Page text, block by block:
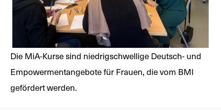
Die MiA-Kurse sind niedrigschwellige Deutsch- und
Empowermentangebote für Frauen, die vom BMI
gefördert werden.